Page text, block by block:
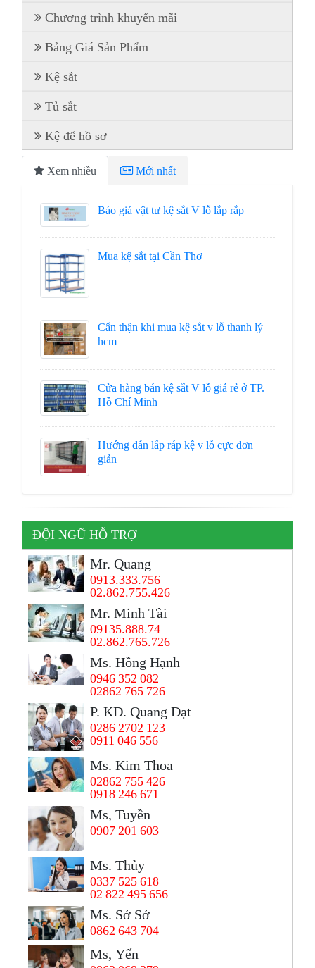
Chương trình khuyến mãi
Bảng Giá Sản Phẩm
Kệ sắt
Tủ sắt
Kệ để hồ sơ
Xem nhiều Mới nhất
Báo giá vật tư kệ sắt V lỗ lắp rắp
Mua kệ sắt tại Cần Thơ
Cẩn thận khi mua kệ sắt v lỗ thanh lý
hcm
Cửa hàng bán kệ sắt V lỗ giá rẻ ở TP.
Hồ Chí Minh
Hướng dẫn lắp ráp kệ v lỗ cực đơn
giản
ĐỘI NGŨ HỖ TRỢ
Mr. Quang
0913.333.756
02.862.755.426
Mr. Minh Tài
09135.888.74
02.862.765.726
Ms. Hồng Hạnh
0946 352 082
02862 765 726
P. KD. Quang Đạt
0286 2702 123
0911 046 556
Ms. Kim Thoa
02862 755 426
0918 246 671
Ms, Tuyền
0907 201 603
Ms. Thủy
0337 525 618
02 822 495 656
Ms. Sở Sở
0862 643 704
Ms, Yến